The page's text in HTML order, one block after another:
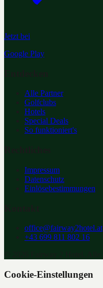
Jetzt bei
Google Play
Alle Partner
Golfclubs
Hotels
Special Deals
So funktioniert's
Impressum
Datenschutz
Einlösebestimmungen
office@fairway2hotel.at
+43 699 811 802 16
Cookie-Einstellungen